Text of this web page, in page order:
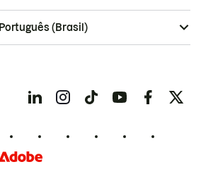
Português (Brasil)